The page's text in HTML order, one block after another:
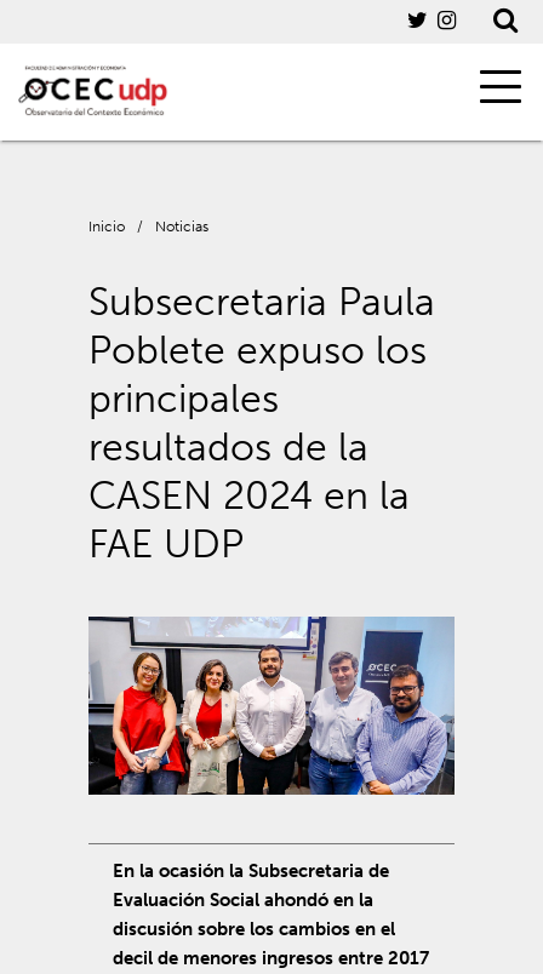
Inicio / Noticias
Subsecretaria Paula
Poblete expuso los
principales
resultados de la
CASEN 2024 en la
FAE UDP
En la ocasión la Subsecretaria de
Evaluación Social ahondó en la
discusión sobre los cambios en el
decil de menores ingresos entre 2017